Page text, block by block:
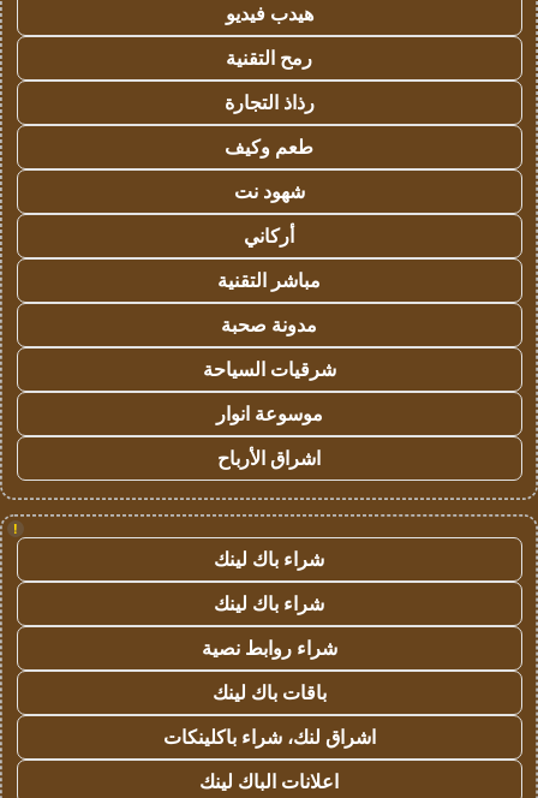
هيدب فيديو
رمح التقنية
رذاذ التجارة
طعم وكيف
شهود نت
أركاني
مباشر التقنية
مدونة صحبة
شرقيات السياحة
موسوعة انوار
اشراق الأرباح
!
شراء باك لينك
شراء باك لينك
شراء روابط نصية
باقات باك لينك
اشراق لنك، شراء باكلينكات
اعلانات الباك لينك